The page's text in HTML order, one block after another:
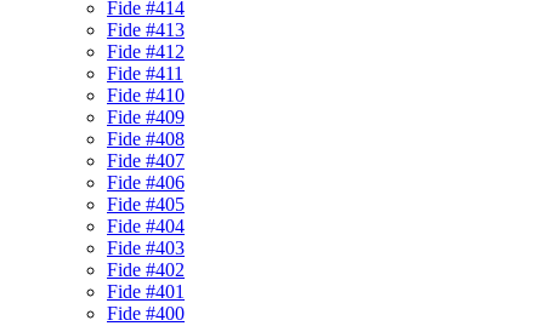
Fide #414
Fide #413
Fide #412
Fide #411
Fide #410
Fide #409
Fide #408
Fide #407
Fide #406
Fide #405
Fide #404
Fide #403
Fide #402
Fide #401
Fide #400